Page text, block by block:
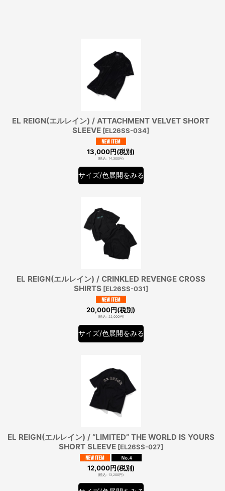
EL REIGN(エルレイン) / ATTACHMENT VELVET SHORT
SLEEVE [EL26SS-034]
13,000円(税別)
(税込: 14,300円)
サイズ/色展開をみる
EL REIGN(エルレイン) / CRINKLED REVENGE CROSS
SHIRTS [EL26SS-031]
20,000円(税別)
(税込: 22,000円)
サイズ/色展開をみる
EL REIGN(エルレイン) / “LIMITED” THE WORLD IS YOURS
SHORT SLEEVE [EL26SS-027]
12,000円(税別)
(税込: 13,200円)